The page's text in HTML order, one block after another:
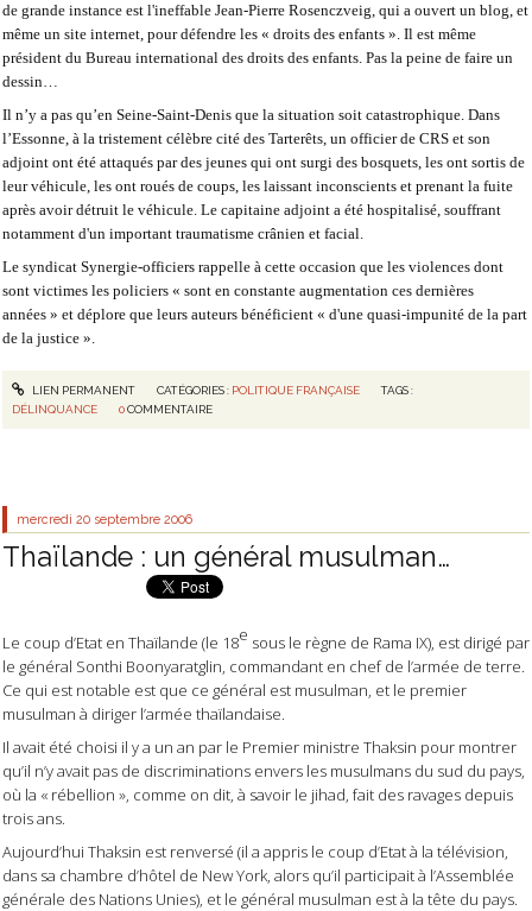
de grande instance est l'ineffable Jean-Pierre Rosenczveig, qui a ouvert un blog, et
même un site internet, pour défendre les « droits des enfants ». Il est même
président du Bureau international des droits des enfants. Pas la peine de faire un
dessin…
Il n’y a pas qu’en Seine-Saint-Denis que la situation soit catastrophique. Dans
l’Essonne, à la tristement célèbre cité des Tarterêts, un officier de CRS et son
adjoint ont été attaqués par des jeunes qui ont surgi des bosquets, les ont sortis de
leur véhicule, les ont roués de coups, les laissant inconscients et prenant la fuite
après avoir détruit le véhicule. Le capitaine adjoint a été hospitalisé, souffrant
notamment d'un important traumatisme crânien et facial.
Le syndicat Synergie-officiers rappelle à cette occasion que les violences dont
sont victimes les policiers « sont en constante augmentation ces dernières
années » et déplore que leurs auteurs bénéficient « d'une quasi-impunité de la part
de la justice ».
LIEN PERMANENT CATÉGORIES : POLITIQUE FRANÇAISE
TAGS :
DÉLINQUANCE
0 COMMENTAIRE
mercredi 20 septembre 2006
Thaïlande : un général musulman…
Le coup d’Etat en Thaïlande (le 18e sous le règne de Rama IX), est dirigé par
le général Sonthi Boonyaratglin, commandant en chef de l’armée de terre.
Ce qui est notable est que ce général est musulman, et le premier
musulman à diriger l’armée thaïlandaise.
Il avait été choisi il y a un an par le Premier ministre Thaksin pour montrer
qu’il n’y avait pas de discriminations envers les musulmans du sud du pays,
où la « rébellion », comme on dit, à savoir le jihad, fait des ravages depuis
trois ans.
Aujourd’hui Thaksin est renversé (il a appris le coup d’Etat à la télévision,
dans sa chambre d’hôtel de New York, alors qu’il participait à l’Assemblée
générale des Nations Unies), et le général musulman est à la tête du pays.